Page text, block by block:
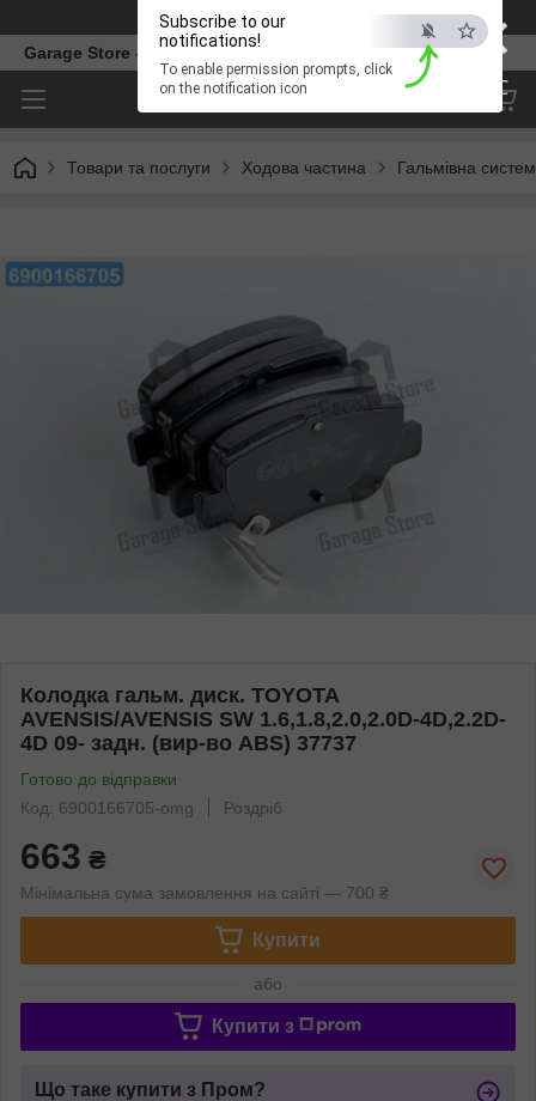
×
ESC
Subscribe to our
notifications!
To enable permission prompts, click
on the notification icon
Телефон
Garage Store – інтернет магазин автозапчастин.
Товари та послуги Ходова частина Гальмівна
Колодка гальм. диск. TOYOTA
AVENSIS/AVENSIS SW 1.6,1.8,2.0,2.0D-4D,2.2D-
4D 09- задн. (вир-во ABS) 37737
Готово до відправки
Код: 6900166705-omg
Роздріб
663 ₴
Мінімальна сума замовлення на сайті — 700 ₴
Купити
або
Купити з
Що таке купити з Пром?